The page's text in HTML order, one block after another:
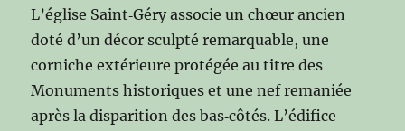
L’église Saint‑Géry associe un chœur ancien
doté d’un décor sculpté remarquable, une
corniche extérieure protégée au titre des
Monuments historiques et une nef remaniée
après la disparition des bas‑côtés. L’édifice